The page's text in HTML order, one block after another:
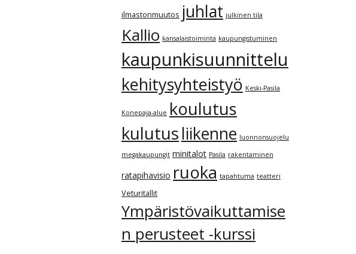
ilmastonmuutos juhlat julkinen tila
Kallio kansalaistoiminta kaupungistuminen
kaupunkisuunnittelu
kehitysyhteistyö Keski-Pasila
Konepaja-alue koulutus
kulutusliikenne luonnonsuojelu
megakaupungit minitalot Pasila rakentaminen
ratapihavisio ruoka tapahtuma teatteri
Veturitallit
Ympäristövaikuttamise
n perusteet -kurssi